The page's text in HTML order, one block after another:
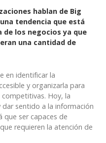
hablan de Big
tendencia que está
los negocios ya que
una cantidad de
en identificar la
y organizarla para
Hoy, la
sentido a la información
que ser capaces de
requieren la atención de